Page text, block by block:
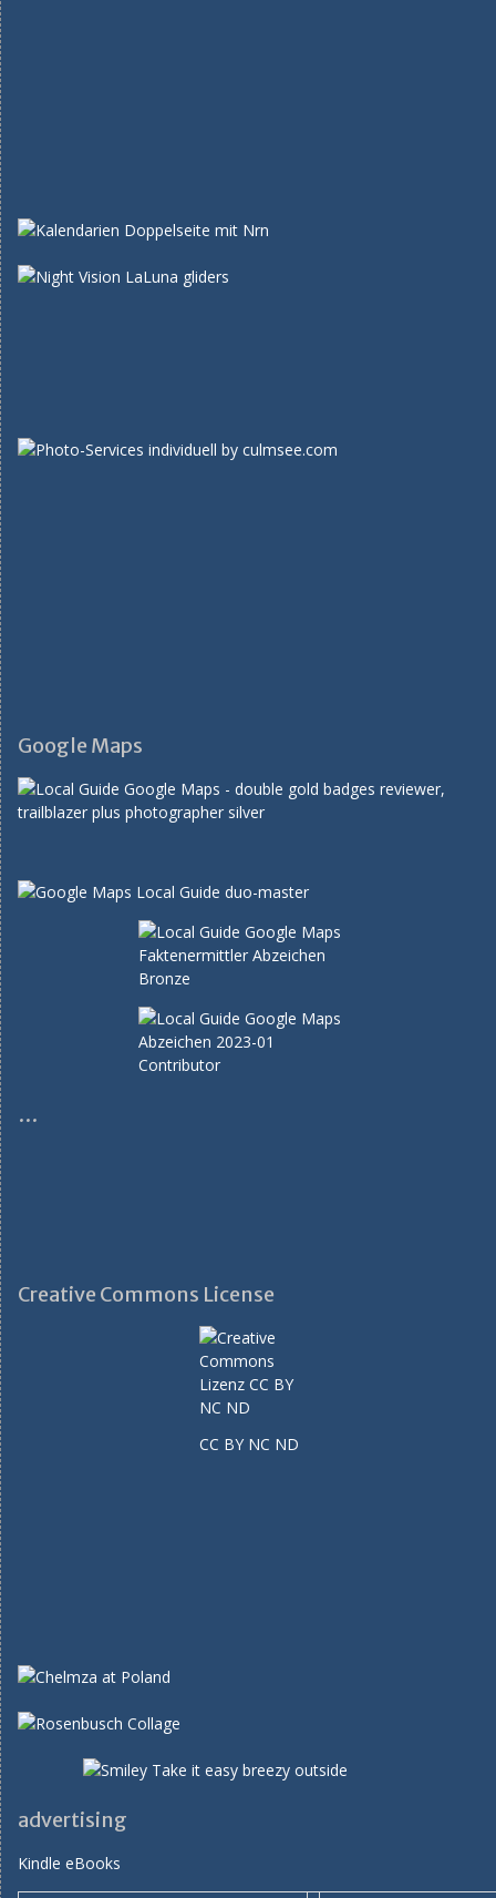
Google Maps
…
Creative Commons License
CC BY NC ND
advertising
Kindle eBooks